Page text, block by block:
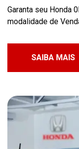
Garanta seu Honda
modalidade de
SAIBA MAIS